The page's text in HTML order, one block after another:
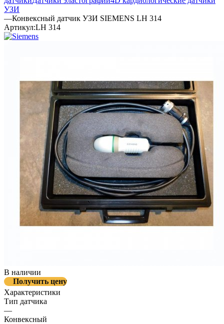
УЗИ
—Конвексный датчик УЗИ SIEMENS LH 314
Артикул:LH 314
В наличии
Получить цену
Характеристики
Тип датчика
—
Конвексный